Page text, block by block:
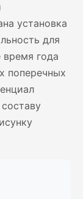
установка
для
года
поперечных